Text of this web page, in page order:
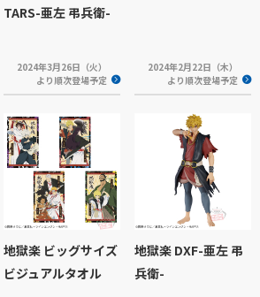
TARS-亜左 弔兵衛-
2024年3月26日（火）
より順次登場予定
2024年2月22日（木）
より順次登場予定
地獄楽 ビッグサイズ
ビジュアルタオル
地獄楽 DXF-亜左 弔
兵衛-